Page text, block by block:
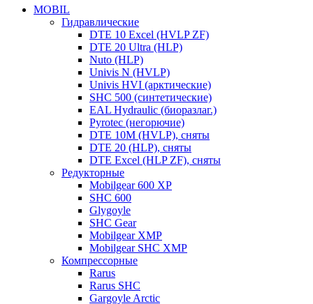
MOBIL
Гидравлические
DTE 10 Excel (HVLP ZF)
DTE 20 Ultra (HLP)
Nuto (HLP)
Univis N (HVLP)
Univis HVI (арктические)
SHC 500 (синтетические)
EAL Hydraulic (биоразлаг.)
Pyrotec (негорючие)
DTE 10M (HVLP), сняты
DTE 20 (HLP), сняты
DTE Excel (HLP ZF), сняты
Редукторные
Mobilgear 600 XP
SHC 600
Glygoyle
SHC Gear
Mobilgear XMP
Mobilgear SHC XMP
Компрессорные
Rarus
Rarus SHC
Gargoyle Arctic